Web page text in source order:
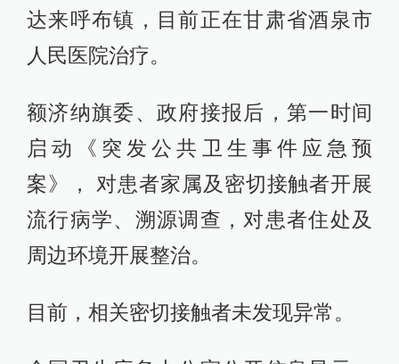
达来呼布镇，目前正在甘肃省酒泉市
人民医院治疗。
额济纳旗委、政府接报后，第一时间
启动《突发公共卫生事件应急预
案》， 对患者家属及密切接触者开展
流行病学、溯源调查，对患者住处及
周边环境开展整治。
目前，相关密切接触者未发现异常。